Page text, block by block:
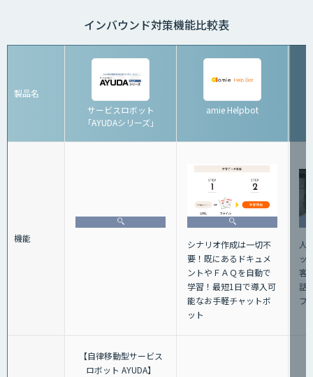
インバウンド対策機能比較表
製品名
サービスロボット
「AYUDAシリーズ」
amie Helpbot
機能
シナリオ作成は一切不
要！既にあるドキュメ
ントやＦＡＱを自動で
学習！最短1日で導入可
能なお手軽チャットボ
ット
人
ッ
客
話
フ
【自律移動型サービス
ロボット AYUDA】